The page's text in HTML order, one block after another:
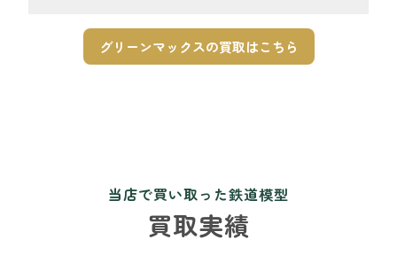
グリーンマックスの買取はこちら
当店で買い取った鉄道模型
買取実績